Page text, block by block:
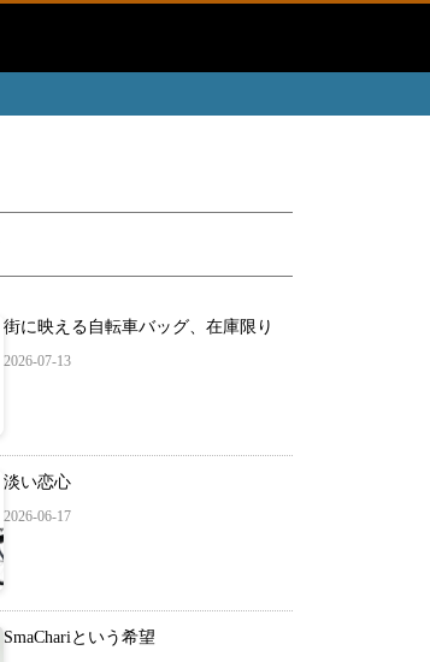
街に映える自転車バッグ、在庫限り
2026-07-13
淡い恋心
2026-06-17
SmaChariという希望